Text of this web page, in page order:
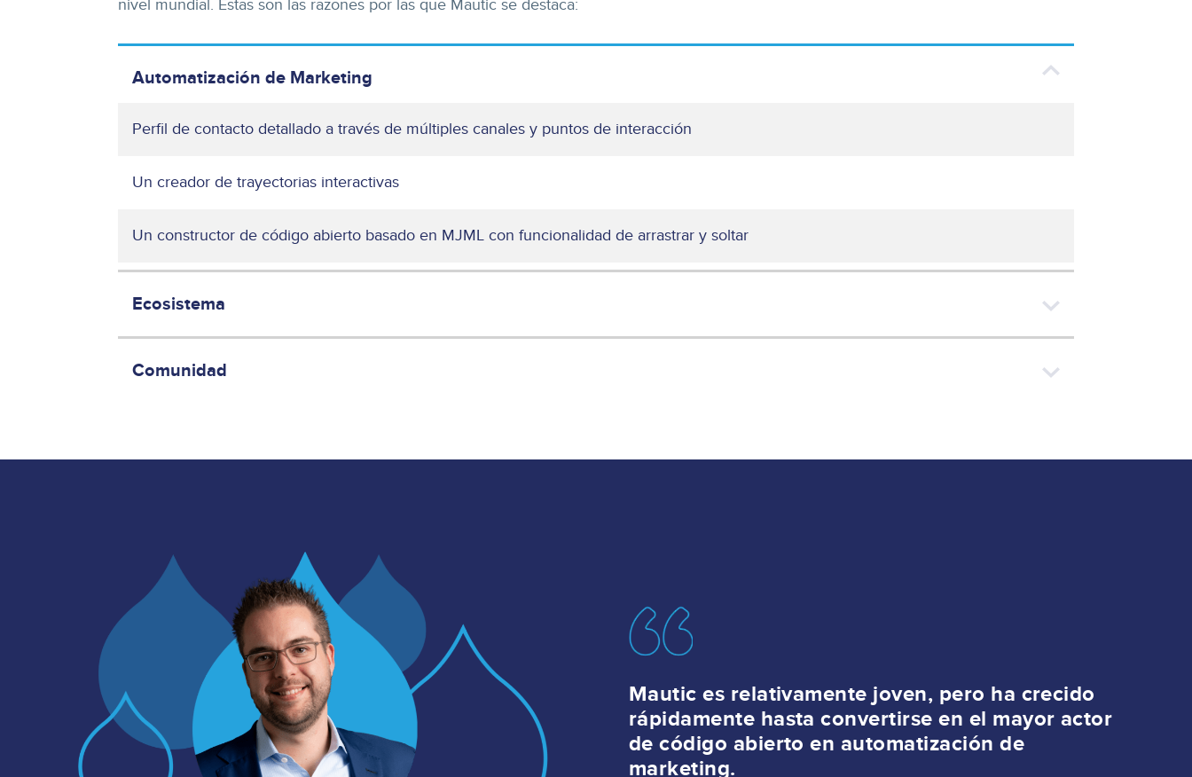
nivel mundial. Estas son las razones por las que Mautic se destaca:
Automatización de Marketing
Perfil de contacto detallado a través de múltiples canales y puntos de interacción
Un creador de trayectorias interactivas
Un constructor de código abierto basado en MJML con funcionalidad de arrastrar y soltar
Ecosistema
Comunidad
Image
Mautic es relativamente joven, pero ha crecido
rápidamente hasta convertirse en el mayor actor
de código abierto en automatización de
marketing.